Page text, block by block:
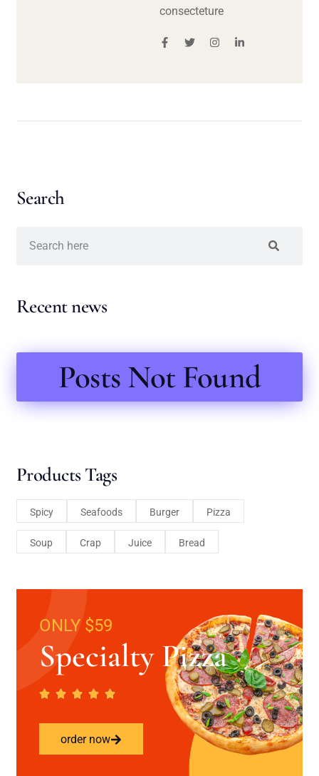
consecteture
Search
Recent news
Posts Not Found
Products Tags
Spicy Seafoods Burger Pizza
Soup Crap Juice Bread
ONLY $59
Specialty Pizza
order now